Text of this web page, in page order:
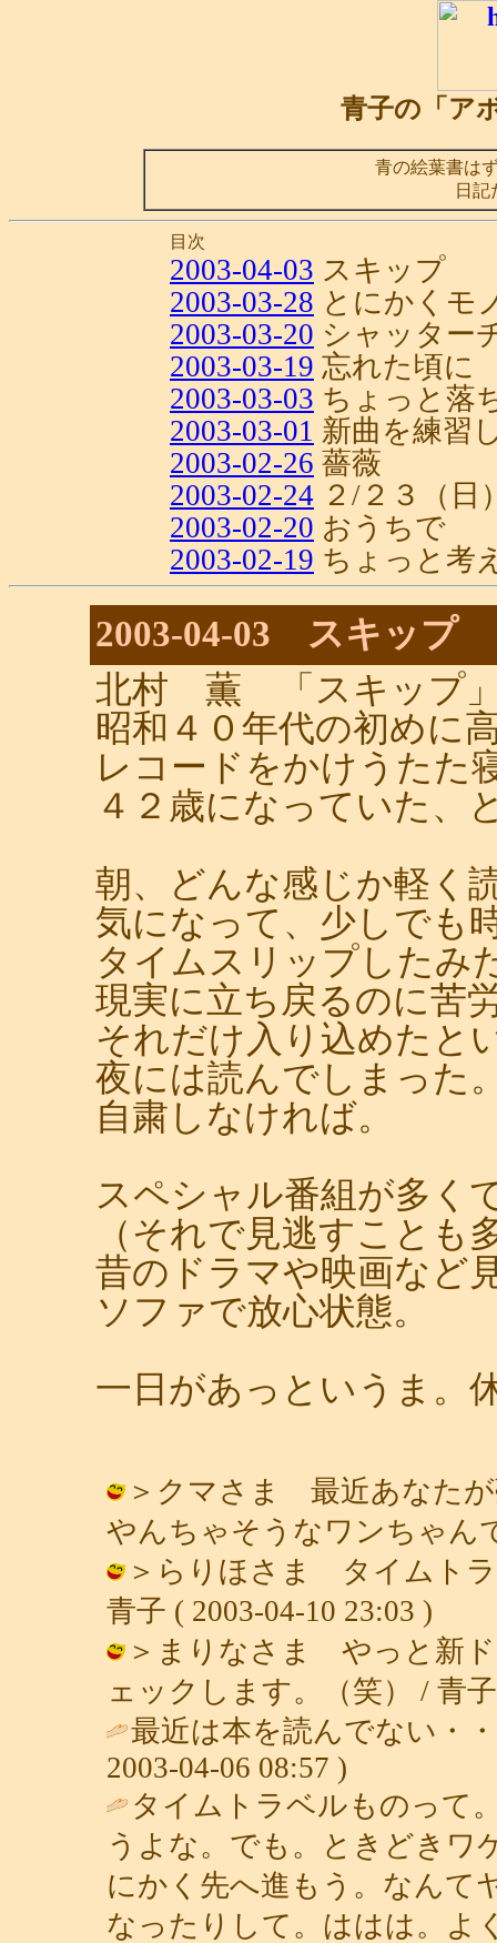
青子の「ア
青の絵葉書は
日記
目次
2003-04-03 スキップ
2003-03-28 とにかくモ
2003-03-20 シャッター
2003-03-19 忘れた頃に
2003-03-03 ちょっと落
2003-03-01 新曲を練習
2003-02-26 薔薇
2003-02-24 ２/２３（日
2003-02-20 おうちで
2003-02-19 ちょっと考
2003-04-03 スキップ
北村 薫 「スキップ
昭和４０年代の初めに
レコードをかけうたた
４２歳になっていた、
朝、どんな感じか軽く
気になって、少しでも
タイムスリップしたみ
現実に立ち戻るのに苦
それだけ入り込めたと
夜には読んでしまった
自粛しなければ。
スペシャル番組が多く
（それで見逃すことも
昔のドラマや映画など
ソファで放心状態。
一日があっというま。
＞クマさま 最近あなたが
やんちゃそうなワンちゃん
＞らりほさま タイムトラ
青子 ( 2003-04-10 23:03 )
＞まりなさま やっと新ド
ェックします。（笑） / 青
最近は本を読んでない・
2003-04-06 08:57 )
タイムトラベルものって
うよな。でも。ときどきワ
にかく先へ進もう。なんて
なったりして。ははは。よ